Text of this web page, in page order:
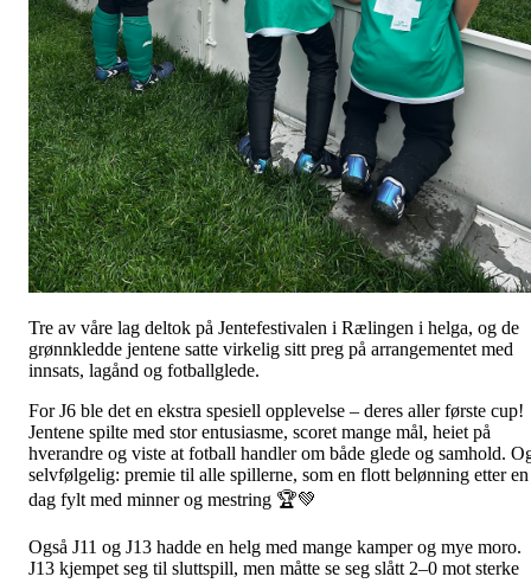
Tre av våre lag deltok på Jentefestivalen i Rælingen i helga, og de
grønnkledde jentene satte virkelig sitt preg på arrangementet med
innsats, lagånd og fotballglede.
For J6 ble det en ekstra spesiell opplevelse – deres aller første cup!
Jentene spilte med stor entusiasme, scoret mange mål, heiet på
hverandre og viste at fotball handler om både glede og samhold.
selvfølgelig: premie til alle spillerne, som en flott belønning etter en
dag fylt med minner og mestring 🏆💚
Også J11 og J13 hadde en helg med mange kamper og mye moro.
J13 kjempet seg til sluttspill, men måtte se seg slått 2–0 mot sterke